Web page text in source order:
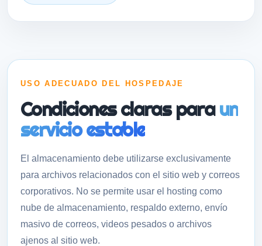
USO ADECUADO DEL HOSPEDAJE
Condiciones claras paraun
servicio estable
El almacenamiento debe utilizarse exclusivamente
para archivos relacionados con el sitio web y correos
corporativos. No se permite usar el hosting como
nube de almacenamiento, respaldo externo, envío
masivo de correos, videos pesados o archivos
ajenos al sitio web.